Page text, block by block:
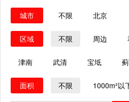
城市 不限 北京
区域 不限 周边
津南 武清 宝坻
面积 不限 1000m²以